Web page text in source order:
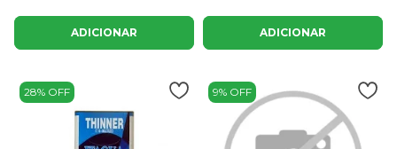
ADICIONAR ADICIONAR
28% OFF 9% OFF